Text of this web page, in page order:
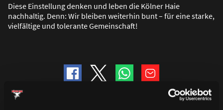
Diese Einstellung denken und leben die Kölner Haie
nachhaltig. Denn: Wir bleiben weiterhin bunt – für eine starke,
vielfältige und tolerante Gemeinschaft!